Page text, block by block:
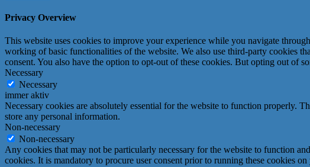
Privacy Overview
This website uses cookies to improve your experience while you navigate
working of basic functionalities of the website. We also use third-party cookies
consent. You also have the option to opt-out of these cookies. But opting out of
Necessary
Necessary
immer aktiv
Necessary cookies are absolutely essential for the website to function properly.
store any personal information.
Non-necessary
Non-necessary
Any cookies that may not be particularly necessary for the website to function
cookies. It is mandatory to procure user consent prior to running these cookies